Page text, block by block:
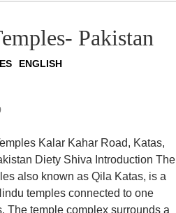
Pakistan
ENGLISH
Kalar Kahar Road, Katas,
Diety Shiva Introduction The
also known as Qila Katas, is a
temples connected to one
The temple complex surrounds a